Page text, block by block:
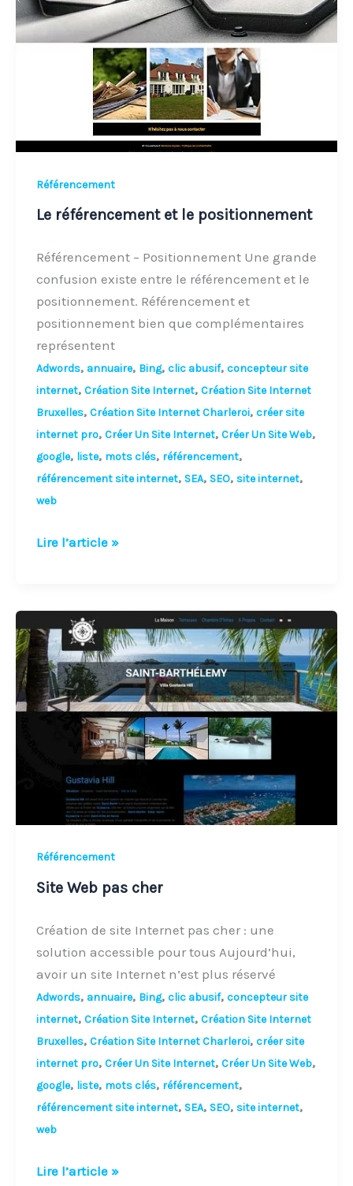
Référencement
Le référencement et le positionnement
Référencement – Positionnement Une grande
confusion existe entre le référencement et le
positionnement. Référencement et
positionnement bien que complémentaires
représentent
Adwords, annuaire, Bing, clic abusif, concepteur site
internet, Création Site Internet, Création Site Internet
Bruxelles, Création Site Internet Charleroi, créer site
internet pro, Créer Un Site Internet, Créer Un Site Web,
google, liste, mots clés, référencement,
référencement site internet, SEA, SEO, site internet,
web
le
positionnement
Lire l’article »
Référencement
Site Web pas cher
Création de site Internet pas cher : une
solution accessible pour tous Aujourd’hui,
avoir un site Internet n’est plus réservé
Adwords, annuaire, Bing, clic abusif, concepteur site
internet, Création Site Internet, Création Site Internet
Bruxelles, Création Site Internet Charleroi, créer site
internet pro, Créer Un Site Internet, Créer Un Site Web,
google, liste, mots clés, référencement,
référencement site internet, SEA, SEO, site internet,
web
Web
pas
cher
Lire l’article »